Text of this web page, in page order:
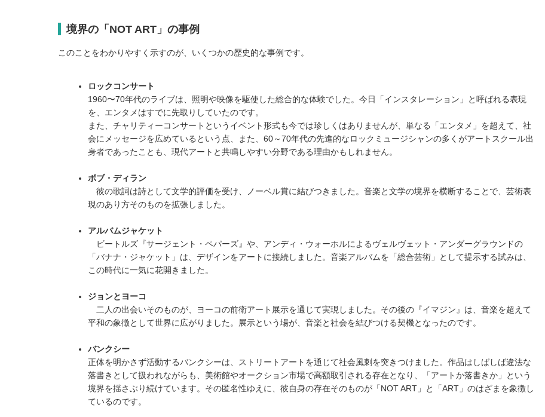
境界の「NOT ART」の事例
このことをわかりやすく示すのが、いくつかの歴史的な事例です。
ロックコンサート
1960〜70年代のライブは、照明や映像を駆使した総合的な体験でした。今日「インスタレーション」と呼ばれる表現
を、エンタメはすでに先取りしていたのです。
また、チャリティーコンサートというイベント形式も今では珍しくはありませんが、単なる「エンタメ」を超えて、社
会にメッセージを広めているという点、また、60～70年代の先進的なロックミュージシャンの多くがアートスクール出
身者であったことも、現代アートと共鳴しやすい分野である理由かもしれません。
ボブ・ディラン
彼の歌詞は詩として文学的評価を受け、ノーベル賞に結びつきました。音楽と文学の境界を横断することで、芸術表
現のあり方そのものを拡張しました。
アルバムジャケット
ビートルズ『サージェント・ペパーズ』や、アンディ・ウォーホルによるヴェルヴェット・アンダーグラウンドの
「バナナ・ジャケット」は、デザインをアートに接続しました。音楽アルバムを「総合芸術」として提示する試みは、
この時代に一気に花開きました。
ジョンとヨーコ
二人の出会いそのものが、ヨーコの前衛アート展示を通じて実現しました。その後の『イマジン』は、音楽を超えて
平和の象徴として世界に広がりました。展示という場が、音楽と社会を結びつける契機となったのです。
バンクシー
正体を明かさず活動するバンクシーは、ストリートアートを通じて社会風刺を突きつけました。作品はしばしば違法な
落書きとして扱われながらも、美術館やオークション市場で高額取引される存在となり、「アートか落書きか」という
境界を揺さぶり続けています。その匿名性ゆえに、彼自身の存在そのものが「NOT ART」と「ART」のはざまを象徴し
ているのです。